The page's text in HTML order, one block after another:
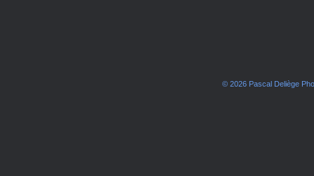
© 2026 Pascal Deliège